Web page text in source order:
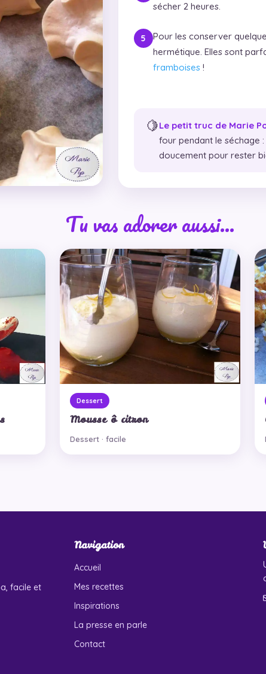
sécher 2 heures.
Pour les conserver
hermétique. Elles sont
framboises!
🍋Le petit truc de Marie
four pendant le séchage
doucement pour rester
Tu vas adorer aussi…
Dessert
Mousse ô citron
Dessert · facile
facile et
Navigation
Accueil
Mes recettes
Inspirations
La presse en parle
Contact